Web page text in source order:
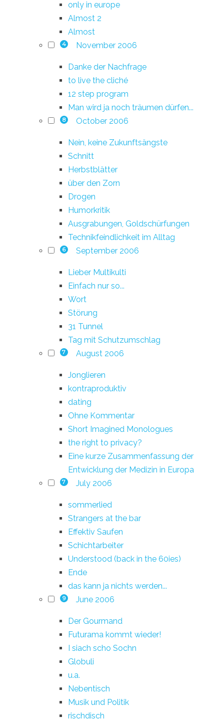
only in europe
Almost 2
Almost
4 November 2006
Danke der Nachfrage
to live the cliché
12 step program
Man wird ja noch träumen dürfen...
8 October 2006
Nein, keine Zukunftsängste
Schnitt
Herbstblätter
über den Zorn
Drogen
Humorkritik
Ausgrabungen, Goldschürfungen
Technikfeindlichkeit im Alltag
6 September 2006
Lieber Multikulti
Einfach nur so...
Wort
Störung
31 Tunnel
Tag mit Schutzumschlag
7 August 2006
Jonglieren
kontraproduktiv
dating
Ohne Kommentar
Short Imagined Monologues
the right to privacy?
Eine kurze Zusammenfassung der
Entwicklung der Medizin in Europa
7 July 2006
sommerlied
Strangers at the bar
Effektiv Saufen
Schichtarbeiter
Understood (back in the 60ies)
Ende
das kann ja nichts werden...
9 June 2006
Der Gourmand
Futurama kommt wieder!
I siach scho Sochn
Globuli
u.a.
Nebentisch
Musik und Politik
rischdisch